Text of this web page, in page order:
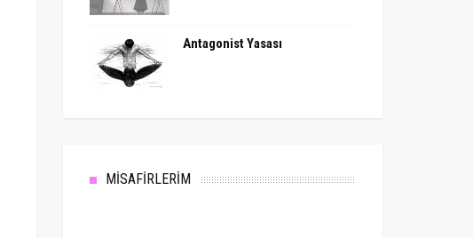
Antagonist Yasası
MİSAFİRLERİM